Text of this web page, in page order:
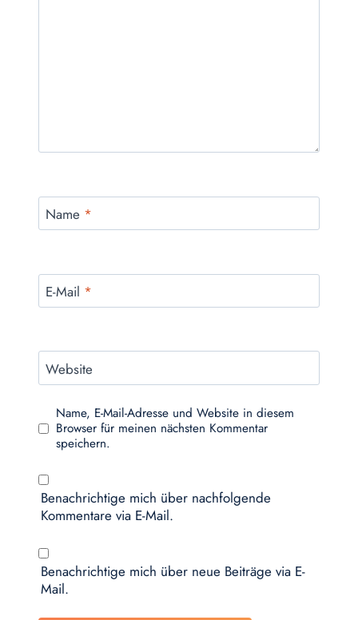
Name *
E-Mail *
Website
Name, E-Mail-Adresse und Website in diesem
Browser für meinen nächsten Kommentar
speichern.
Benachrichtige mich über nachfolgende
Kommentare via E-Mail.
Benachrichtige mich über neue Beiträge via E-
Mail.